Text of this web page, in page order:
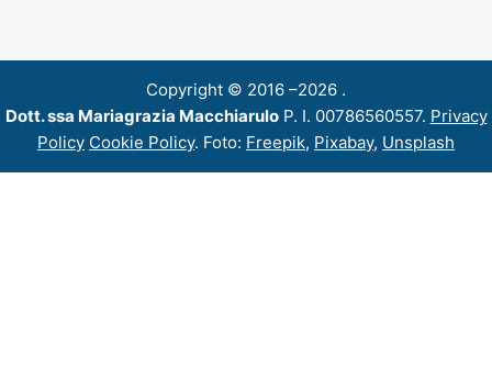
Copyright © 2016 –2026 .
Dott. ssa Mariagrazia MacchiaruloP. I. 00786560557. Privacy
Policy Cookie Policy. Foto: Freepik, Pixabay, Unsplash